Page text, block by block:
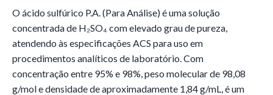
O ácido sulfúrico P.A. (Para Análise) é uma solução
concentrada de H₂SO₄ com elevado grau de pureza,
atendendo às especificações ACS para uso em
procedimentos analíticos de laboratório. Com
concentração entre 95% e 98%, peso molecular de 98,08
g/mol e densidade de aproximadamente 1,84 g/mL, é um